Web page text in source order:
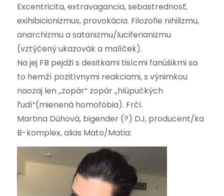
Excentricita, extravagancia, sebastrednosť,
exihibicionizmus, provokácia. Filozofie nihilizmu,
anarchizmu a satanizmu/luciferianizmu
(vztýčený ukazovák a malíček).
Na jej FB pejdži s desitkami tisícmi fanúšikmi sa
to hemží pozitívnymi reakciami, s výnimkou
naozaj len „zopár“ zopár „hlúpučkých
ľudí“(mienená homofóbia). Frčí.
Martina Dúhová, bigender (?) DJ, producent/ka
B-komplex, alias Mato/Matia: